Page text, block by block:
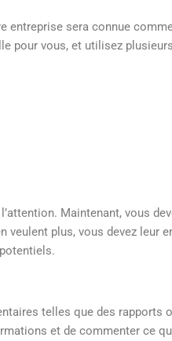
entreprise sera connue
pour vous, et utilisez
Maintenant, vous
veulent plus, vous devez leur
telles que des rapports
et de commenter ce